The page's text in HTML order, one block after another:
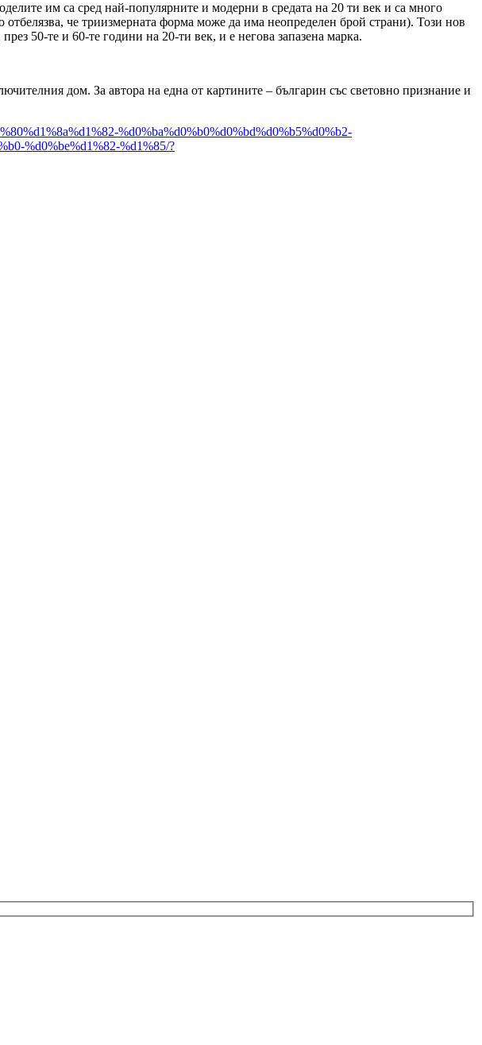
им са сред най-популярните и модерни в средата на 20 ти век и са много
че триизмерната форма може да има неопределен брой страни). Този нов
50-те и 60-те години на 20-ти век, и е негова запазена марка.
дом. За автора на една от картините – българин със световно признание и
%d0%ba%d0%b0%d0%bd%d0%b5%d0%b2-
%d0%be%d1%82-%d1%85/?